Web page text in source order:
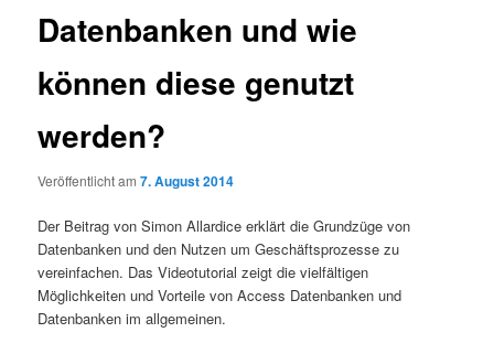
Datenbanken und wie
können diese genutzt
werden?
Veröffentlicht am7. August 2014
Der Beitrag von Simon Allardice erklärt die Grundzüge von
Datenbanken und den Nutzen um Geschäftsprozesse zu
vereinfachen. Das Videotutorial zeigt die vielfältigen
Möglichkeiten und Vorteile von Access Datenbanken und
Datenbanken im allgemeinen.